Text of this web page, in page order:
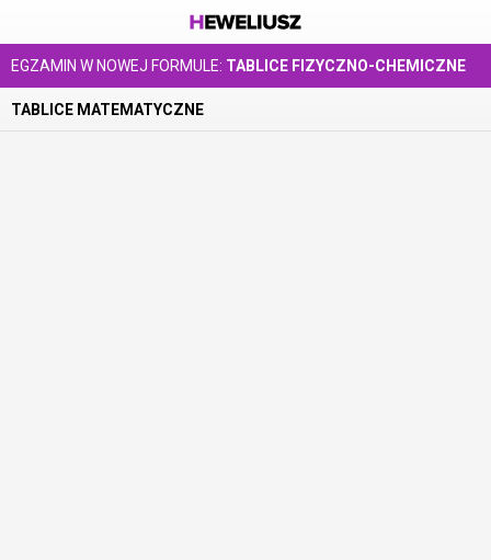
EGZAMIN W NOWEJ FORMULE: TABLICE FIZYCZNO-CHEMICZNE
TABLICE MATEMATYCZNE